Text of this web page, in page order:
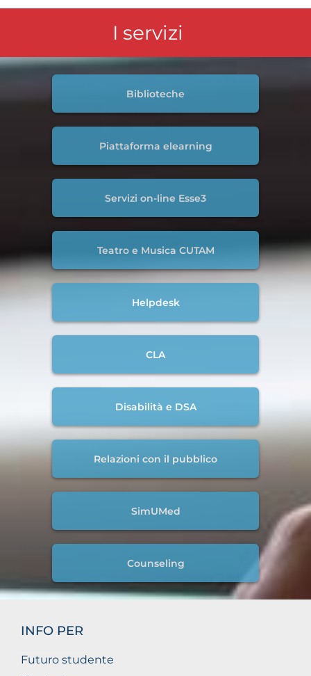
I servizi
Biblioteche
Piattaforma elearning
Servizi on-line Esse3
Teatro e Musica CUTAM
Helpdesk
CLA
Disabilità e DSA
Relazioni con il pubblico
SimUMed
Counseling
INFO PER
Futuro studente